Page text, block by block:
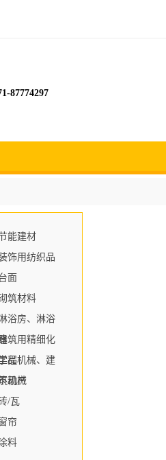
87774297
能建材
饰用纺织品
面
筑材料
浴房、淋浴
筑用精细化
品
程机械、建
机械
动产
/瓦
帘
料